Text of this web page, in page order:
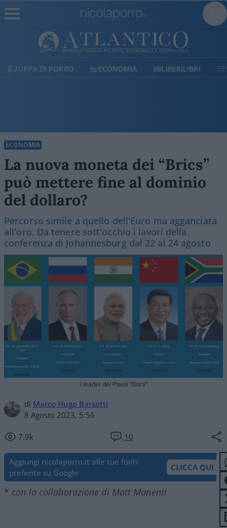
ECONOMIA LIBERILIBRI SHOP SOSTIENICI
ECONOMIA
La nuova moneta dei “Brics”
può mettere fine al dominio
del dollaro?
Percorso simile a quello dell'Euro ma agganciata
all'oro. Da tenere sott'occhio i lavori della
conferenza di Johannesburg dal 22 al 24 agosto
di Marco Hugo Barsotti
8 Agosto 2023, 5:56
7.9k 10
I leader dei Paesi "Brics"
Aggiungi nicolaporro.it alle tue fonti
preferite su Google
CLICCA QUI
* con la collaborazione di Matt Manenti